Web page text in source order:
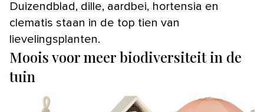
Duizendblad, dille, aardbei, hortensia en
clematis staan in de top tien van
lievelingsplanten.
Moois voor meer biodiversiteit in de
tuin